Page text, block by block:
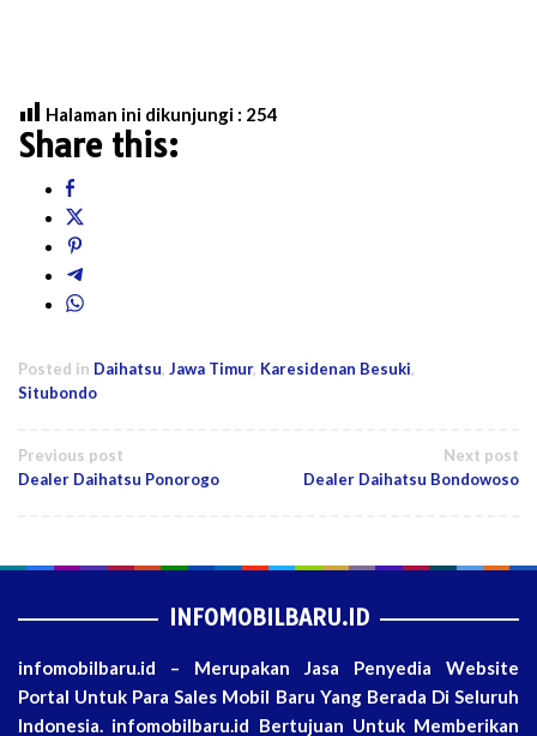
Halaman ini dikunjungi : 254
Share this:
Posted in Daihatsu, Jawa Timur, Karesidenan Besuki,
Situbondo
Post
Previous post
Dealer Daihatsu Ponorogo
Next post
Dealer Daihatsu Bondowoso
INFOMOBILBARU.ID
infomobilbaru.id – Merupakan Jasa Penyedia Website
Portal Untuk Para Sales Mobil Baru Yang Berada Di Seluruh
Indonesia. infomobilbaru.id Bertujuan Untuk Memberikan